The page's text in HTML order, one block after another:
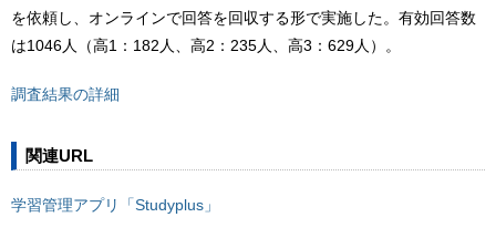
を依頼し、オンラインで回答を回収する形で実施した。有効回答数
は1046人（高1：182人、高2：235人、高3：629人）。
調査結果の詳細
関連URL
学習管理アプリ「Studyplus」